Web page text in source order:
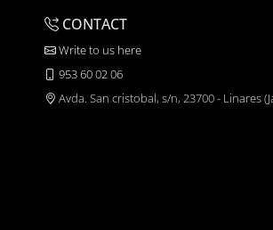
CONTACT
Write to us here
953 60 02 06
Avda. San cristobal, s/n, 23700 - Linares